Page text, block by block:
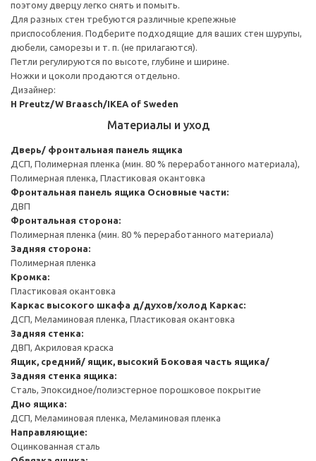
поэтому дверцу легко снять и помыть.
Для разных стен требуются различные крепежные
приспособления. Подберите подходящие для ваших стен шурупы,
дюбели, саморезы и т. п. (не прилагаются).
Петли регулируются по высоте, глубине и ширине.
Ножки и цоколи продаются отдельно.
Дизайнер:
H Preutz/W Braasch/IKEA of Sweden
Материалы и уход
Дверь/ фронтальная панель ящика
ДСП, Полимерная пленка (мин. 80 % переработанного материала),
Полимерная пленка, Пластиковая окантовка
Фронтальная панель ящика Основные части:
ДВП
Фронтальная сторона:
Полимерная пленка (мин. 80 % переработанного материала)
Задняя сторона:
Полимерная пленка
Кромка:
Пластиковая окантовка
Каркас высокого шкафа д/духов/холод Каркас:
ДСП, Меламиновая пленка, Пластиковая окантовка
Задняя стенка:
ДВП, Акриловая краска
Ящик, средний/ ящик, высокий Боковая часть ящика/
Задняя стенка ящика:
Сталь, Эпоксидное/полиэстерное порошковое покрытие
Дно ящика:
ДСП, Меламиновая пленка, Меламиновая пленка
Направляющие:
Оцинкованная сталь